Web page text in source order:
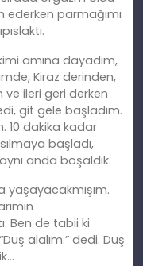
parmağımı
amına dayadım,
Kiraz derinden,
ileri geri derken
git gele başladım.
10 dakika kadar
başladı,
anda boşaldık.
yaşayacakmışım.
Ben de tabii ki
alalım.” dedi. Duş